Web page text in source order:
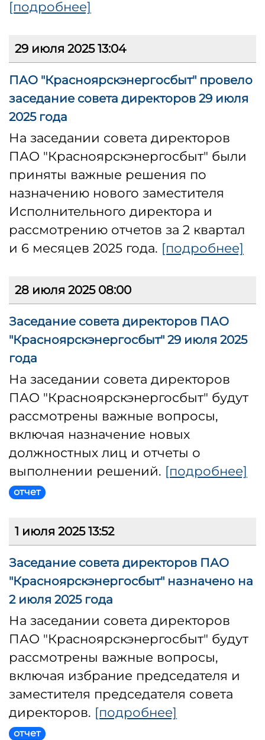
[подробнее]
29 июля 2025 13:04
ПАО "Красноярскэнергосбыт" провело
заседание совета директоров 29 июля
2025 года
На заседании совета директоров
ПАО "Красноярскэнергосбыт" были
приняты важные решения по
назначению нового заместителя
Исполнительного директора и
рассмотрению отчетов за 2 квартал
и 6 месяцев 2025 года. [подробнее]
28 июля 2025 08:00
Заседание совета директоров ПАО
"Красноярскэнергосбыт" 29 июля 2025
года
На заседании совета директоров
ПАО "Красноярскэнергосбыт" будут
рассмотрены важные вопросы,
включая назначение новых
должностных лиц и отчеты о
выполнении решений. [подробнее]
отчет
1 июля 2025 13:52
Заседание совета директоров ПАО
"Красноярскэнергосбыт" назначено на
2 июля 2025 года
На заседании совета директоров
ПАО "Красноярскэнергосбыт" будут
рассмотрены важные вопросы,
включая избрание председателя и
заместителя председателя совета
директоров. [подробнее]
отчет